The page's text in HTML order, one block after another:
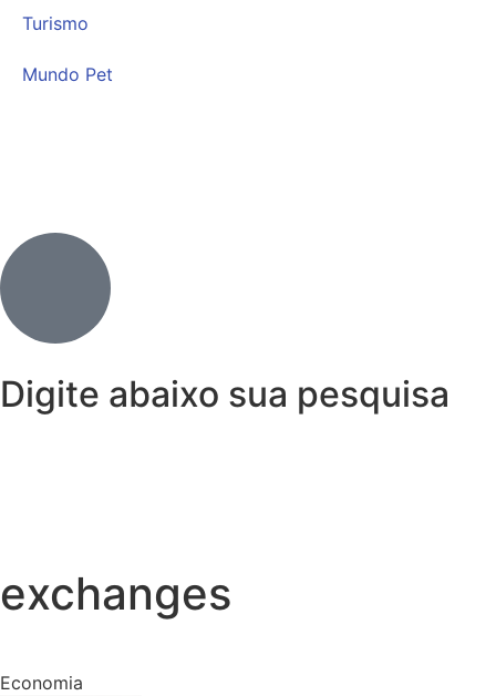
Turismo
Mundo Pet
Digite abaixo sua pesquisa
exchanges
Economia